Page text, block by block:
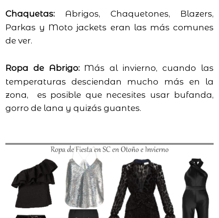
Chaquetas: Abrigos, Chaquetones, Blazers,
Parkas y Moto jackets eran las más comunes
de ver.
Ropa de Abrigo:Más al invierno, cuando las
temperaturas desciendan mucho más en la
zona, es posible que necesites usar bufanda,
gorro de lana y quizás guantes.